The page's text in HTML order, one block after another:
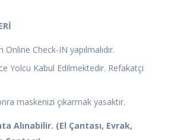
Check-IN yapılmalıdır.
Yolcu Kabul Edilmektedir. Refakatçi
maskenizi çıkarmak yasaktır.
Alınabilir. (El Çantası, Evrak,